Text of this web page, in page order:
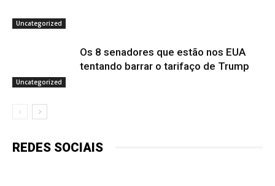
Uncategorized
Uncategorized
Os 8 senadores que estão nos EUA
tentando barrar o tarifaço de Trump
REDES SOCIAIS